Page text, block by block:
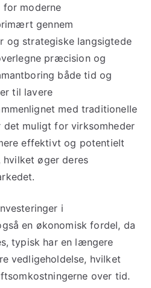
moderne
gennem
og strategiske langsigtede
præcision og
både tid og
til lavere
med traditionelle
det muligt for virksomheder
effektivt og potentielt
øger deres
i
en økonomisk fordel, da
typisk har en længere
vedligeholdelse, hvilket
over tid.